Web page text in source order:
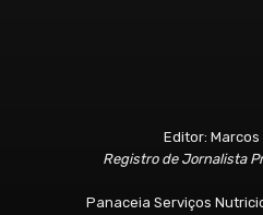
Editor: Marcos
Registro de Jornalista
Panaceia Serviços